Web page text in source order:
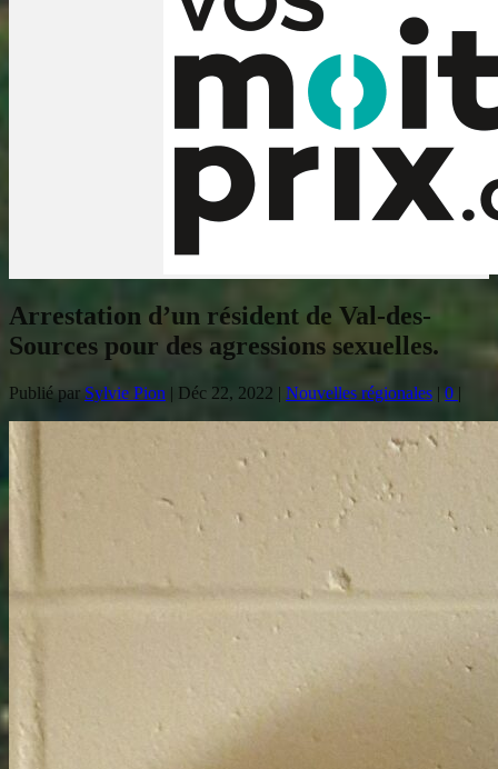
Arrestation d’un résident de Val-des-
Sources pour des agressions sexuelles.
Publié par Sylvie Pion | Déc 22, 2022 | Nouvelles régionales | 0 |